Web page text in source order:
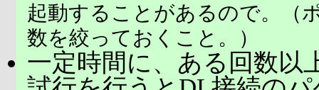
起動することがあるので。（
数を絞っておくこと。）
一定時間に、ある回数以